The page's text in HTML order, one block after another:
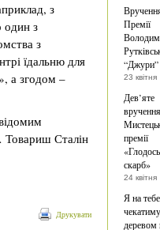
з
один з
з
їдальню для
а згодом –
Товариш Сталін
Друкувати
Премії
“Джури”
23 квітня
Дев’яте
вручення
премії
скарб»
24 квітня
Я на тебе
деревом